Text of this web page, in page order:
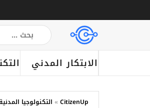
الابتكار المدني
CitizenUp
» التكنولوجيا